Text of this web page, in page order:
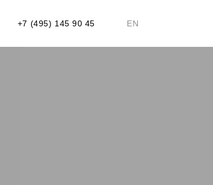
+7 (495) 145 90 45 EN